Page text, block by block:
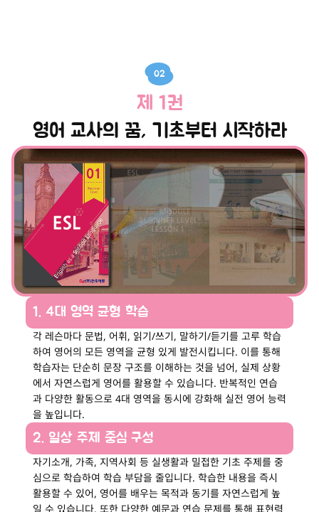
02
제 1권
영어 교사의 꿈, 기초부터 시작하라
1. 4대 영역 균형 학습
각 레슨마다 문법, 어휘, 읽기/쓰기, 말하기/듣기를 고루 학습
하여 영어의 모든 영역을 균형 있게 발전시킵니다. 이를 통해
학습자는 단순히 문장 구조를 이해하는 것을 넘어, 실제 상황
에서 자연스럽게 영어를 활용할 수 있습니다. 반복적인 연습
과 다양한 활동으로 4대 영역을 동시에 강화해 실전 영어 능력
을 높입니다.
2. 일상 주제 중심 구성
자기소개, 가족, 지역사회 등 실생활과 밀접한 기초 주제를 중
심으로 학습하여 학습 부담을 줄입니다. 학습한 내용을 즉시
활용할 수 있어, 영어를 배우는 목적과 동기를 자연스럽게 높
일 수 있습니다. 또한 다양한 예문과 연습 문제를 통해 표현력